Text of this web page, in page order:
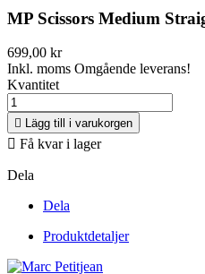
MP Scissors Medium
699,00 kr
Inkl. moms Omgående leverans!
Kvantitet
 Lägg till i varukorgen
 Få kvar i lager
Dela
Dela
Produktdetaljer